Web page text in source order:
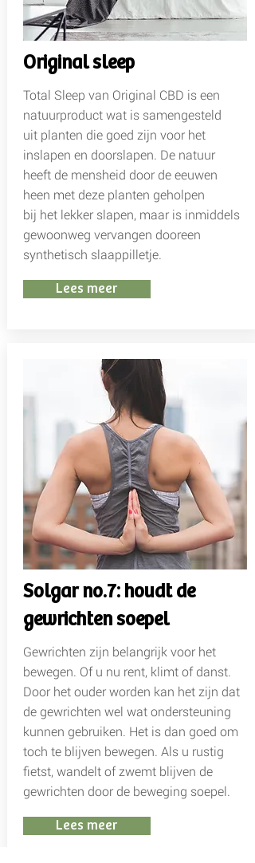
Original sleep​
Total Sleep van Original CBD is een
natuurproduct wat is samengesteld
uit planten die goed zijn voor het
inslapen en doorslapen. De natuur
heeft de mensheid door de eeuwen
heen met deze planten geholpen
bij het lekker slapen, maar is inmiddels
gewoonweg vervangen dooreen
synthetisch slaappilletje.
Lees meer
Solgar no.7: houdt de
gewrichten soepel
Gewrichten zijn belangrijk voor het
bewegen. Of u nu rent, klimt of danst.
Door het ouder worden kan het zijn dat
de gewrichten wel wat ondersteuning
kunnen gebruiken. Het is dan goed om
toch te blijven bewegen. Als u rustig
fietst, wandelt of zwemt blijven de
gewrichten door de beweging soepel.
Lees meer